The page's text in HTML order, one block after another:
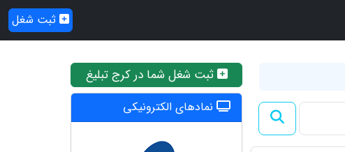
ثبت شغل
ثبت شغل شما در کرج تبلیغ
نمادهای الکترونیکی